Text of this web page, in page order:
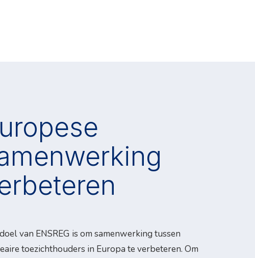
van ENSREG is om samenwerking tussen
toezichthouders in Europa te verbeteren. Om